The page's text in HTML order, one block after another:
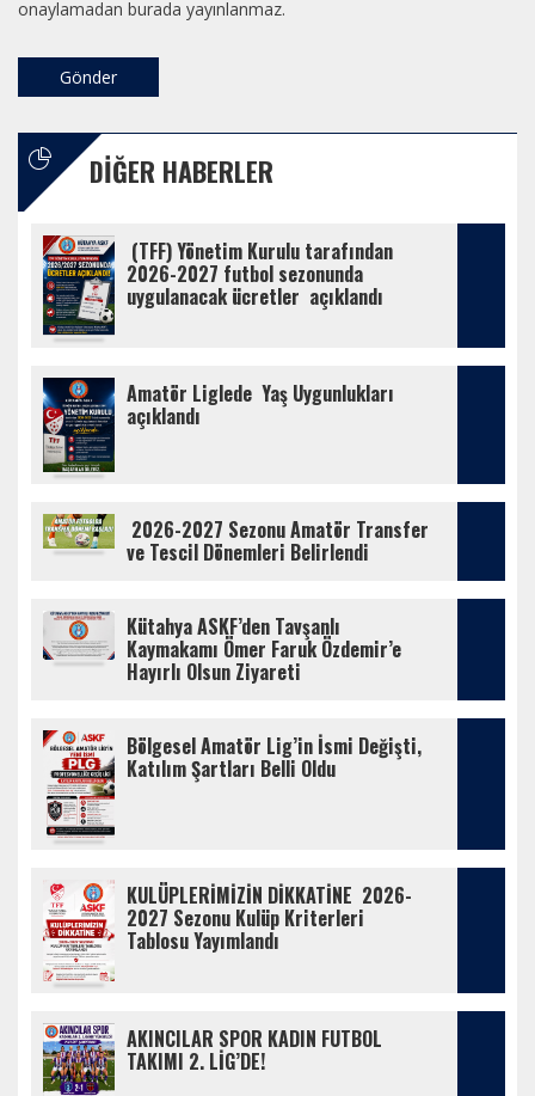
onaylamadan burada yayınlanmaz.
DIĞER HABERLER
2026-2027 futbol sezonunda
uygulanacak ücretler  açıklandı
Amatör Liglede  Yaş Uygunlukları
açıklandı
ve Tescil Dönemleri Belirlendi
Kütahya ASKF’den Tavşanlı
Kaymakamı Ömer Faruk Özdemir’e
Hayırlı Olsun Ziyareti
Bölgesel Amatör Lig’in İsmi Değişti,
Katılım Şartları Belli Oldu
KULÜPLERİMİZİN DİKKATİNE  2026-
2027 Sezonu Kulüp Kriterleri
Tablosu Yayımlandı
AKINCILAR SPOR KADIN FUTBOL
TAKIMI 2. LİG’DE!